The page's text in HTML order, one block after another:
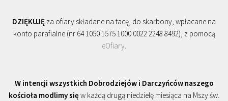
DZIĘKUJĘ za ofiary składane na tacę, do skarbony, wpłacane na
konto parafialne (nr 64 1050 1575 1000 0022 2248 8492), z pomocą
eOfiary.
W intencji wszystkich Dobrodziejów i Darczyńców naszego
kościoła modlimy się w każdą drugą niedzielę miesiąca na Mszy św.